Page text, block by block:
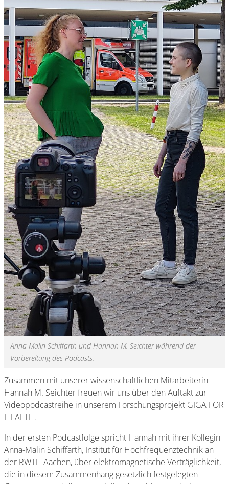
Anna-Malin Schiffarth und Hannah M. Seichter während der
Vorbereitung des Podcasts.
Zusammen mit unserer wissenschaftlichen Mitarbeiterin
Hannah M. Seichter freuen wir uns über den Auftakt zur
Videopodcastreihe in unserem Forschungsprojekt GIGA FOR
HEALTH.
In der ersten Podcastfolge spricht Hannah mit ihrer Kollegin
Anna-Malin Schiffarth, Institut für Hochfrequenztechnik an
der RWTH Aachen, über elektromagnetische Verträglichkeit,
die in diesem Zusammenhang gesetzlich festgelegten